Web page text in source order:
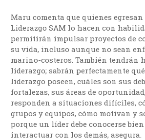
Maru comenta que quienes egresan
Liderazgo SAM lo hacen con
permitirán impulsar proyectos de
su vida, incluso aunque no sean
marino-costeros. También tendrán
liderazgo; sabrán perfectamente
liderazgo poseen, cuáles son sus
fortalezas, sus áreas de
responden a situaciones difíciles,
grupos y equipos, cómo motivan y
porque un líder debe conocerse
interactuar con los demás, asegura.